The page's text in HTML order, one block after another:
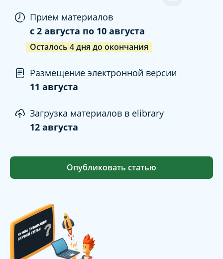
Прием материалов
c 2 августа по 10 августа
Осталось 4дня до окончания
Размещение электронной версии
11 августа
Загрузка материалов в elibrary
12 августа
Опубликовать статью